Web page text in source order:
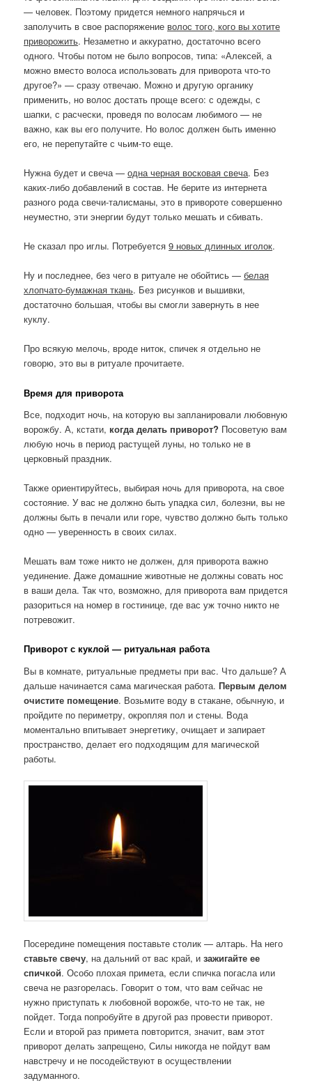
— человек. Поэтому придется немного напрячься и
заполучить в свое распоряжение волос того, кого вы хотите
приворожить. Незаметно и аккуратно, достаточно всего
одного. Чтобы потом не было вопросов, типа: «Алексей, а
можно вместо волоса использовать для приворота что-то
другое?» — сразу отвечаю. Можно и другую органику
применить, но волос достать проще всего: с одежды, с
шапки, с расчески, проведя по волосам любимого — не
важно, как вы его получите. Но волос должен быть именно
его, не перепутайте с чьим-то еще.
Нужна будет и свеча —одна черная восковая свеча. Без
каких-либо добавлений в состав. Не берите из интернета
разного рода свечи-талисманы, это в привороте совершенно
неуместно, эти энергии будут только мешать и сбивать.
Не сказал про иглы. Потребуется9 новых длинных иголок.
Ну и последнее, без чего в ритуале не обойтись —белая
хлопчато-бумажная ткань. Без рисунков и вышивки,
достаточно большая, чтобы вы смогли завернуть в нее
куклу.
Про всякую мелочь, вроде ниток, спичек я отдельно не
говорю, это вы в ритуале прочитаете.
Время для приворота
Все, подходит ночь, на которую вы запланировали любовную
ворожбу. А, кстати, когда делать приворот? Посоветую вам
любую ночь в период растущей луны, но только не в
церковный праздник.
Также ориентируйтесь, выбирая ночь для приворота, на свое
состояние. У вас не должно быть упадка сил, болезни, вы не
должны быть в печали или горе, чувство должно быть только
одно — уверенность в своих силах.
Мешать вам тоже никто не должен, для приворота важно
уединение. Даже домашние животные не должны совать нос
в ваши дела. Так что, возможно, для приворота вам придется
разориться на номер в гостинице, где вас уж точно никто не
потревожит.
Приворот с куклой — ритуальная работа
Вы в комнате, ритуальные предметы при вас. Что дальше? А
дальше начинается сама магическая работа.Первым делом
очистите помещение. Возьмите воду в стакане, обычную, и
пройдите по периметру, окропляя пол и стены. Вода
моментально впитывает энергетику, очищает и запирает
пространство, делает его подходящим для магической
работы.
Посередине помещения поставьте столик — алтарь. На него
ставьте свечу, на дальний от вас край, изажигайте ее
спичкой. Особо плохая примета, если спичка погасла или
свеча не разгорелась. Говорит о том, что вам сейчас не
нужно приступать к любовной ворожбе, что-то не так, не
пойдет. Тогда попробуйте в другой раз провести приворот.
Если и второй раз примета повторится, значит, вам этот
приворот делать запрещено, Силы никогда не пойдут вам
навстречу и не посодействуют в осуществлении
задуманного.